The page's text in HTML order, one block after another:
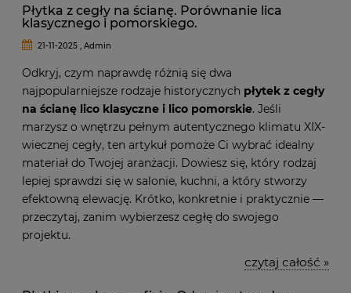
Płytka z cegły na ścianę. Porównanie lica
klasycznego i pomorskiego.
21-11-2025 , Admin
Odkryj, czym naprawdę różnią się dwa
najpopularniejsze rodzaje historycznych płytek z cegły
na ścianę lico klasyczne i lico pomorskie. Jeśli
marzysz o wnętrzu pełnym autentycznego klimatu XIX-
wiecznej cegły, ten artykuł pomoże Ci wybrać idealny
materiał do Twojej aranżacji. Dowiesz się, który rodzaj
lepiej sprawdzi się w salonie, kuchni, a który stworzy
efektowną elewację. Krótko, konkretnie i praktycznie —
przeczytaj, zanim wybierzesz cegłę do swojego
projektu.
czytaj całość »